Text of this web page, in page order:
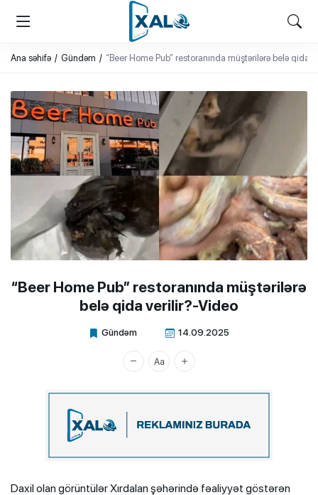
XALQ.ONLINE
ONLAYN PLATFORMA
Ana səhifə Gündəm “Beer Home Pub” restoranında müştərilərə belə qida
“Beer Home Pub” restoranında müştərilərə
belə qida verilir?-Video
Gündəm 14.09.2025
Xalq.Online
Daxil olan görüntülər Xırdalan şəhərində fəaliyyət göstərən